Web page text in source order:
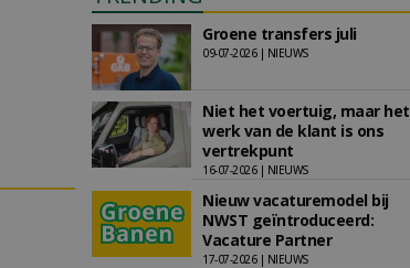
Groene transfers juli
09-07-2026 | NIEUWS
Niet het voertuig, maar het
werk van de klant is ons
vertrekpunt
16-07-2026 | NIEUWS
Nieuw vacaturemodel bij
NWST geïntroduceerd:
Vacature Partner
17-07-2026 | NIEUWS